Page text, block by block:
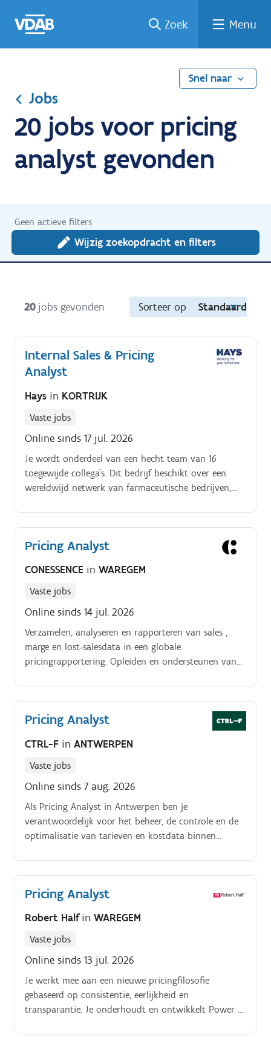
naar
een
een
job
naar
Zoek Menu
Snel naar
Jobs
20 jobs voor pricing
analyst gevonden
Geen actieve filters
Wijzig zoekopdracht en filters
20 jobs gevonden Sorteer op Standaard
Internal Sales & Pricing
Analyst
Hays in KORTRIJK
Vaste jobs
Online sinds 17 jul. 2026
Je wordt onderdeel van een hecht team van 16
toegewijde collega's. Dit bedrijf beschikt over een
wereldwijd netwerk van farmaceutische bedrijven,
Pricing Analyst
CONESSENCE in WAREGEM
Vaste jobs
Online sinds 14 jul. 2026
Verzamelen, analyseren en rapporteren van sales ,
marge en lost‑salesdata in een globale
pricingrapportering. Opleiden en ondersteunen van
Pricing Analyst
CTRL-F in ANTWERPEN
Vaste jobs
Online sinds 7 aug. 2026
Als Pricing Analyst in Antwerpen ben je
verantwoordelijk voor het beheer, de controle en de
optimalisatie van tarieven en kostdata binnen
correct, efficiënt en toekomstgericht verlopen, zodat
commerciële en operationele teams kunnen rekenen
op betrouwbare data en een vlotte implementatie
Pricing Analyst
Robert Halfin WAREGEM
Vaste jobs
Online sinds 13 jul. 2026
Je werkt mee aan een nieuwe pricingfilosofie
gebaseerd op consistentie, eerlijkheid en
transparantie. Je onderhoudt en ontwikkelt Power BI